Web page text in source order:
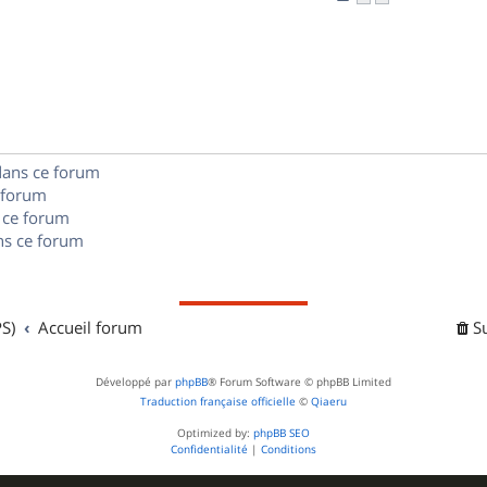
ce forum
forum
ce forum
Accueil forum
Développé par phpBB® Forum Software © phpBB Limited
Traduction française officielle © Qiaeru
Optimized by: phpBB SEO
Confidentialité | Conditions